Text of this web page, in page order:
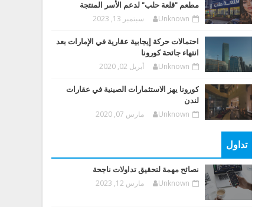
مطعم "قلعة حلب" لدعم الأسر المنتجة
Unknown سبتمبر 13, 2023
احتمالات حركة إيجابية عقارية في الإمارات بعد
انتهاء جائحة كورونا
Unknown أبريل 02, 2020
كورونا يهز الاستثمارات الصينية في عقارات
لندن
Unknown مارس 07, 2020
تداول
نصائح مهمة لتحقيق تداولات ناجحة
Unknown مارس 12, 2023